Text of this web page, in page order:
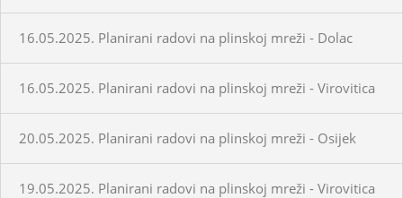
16.05.2025. Planirani radovi na plinskoj mreži - Dolac
16.05.2025. Planirani radovi na plinskoj mreži - Virovitica
20.05.2025. Planirani radovi na plinskoj mreži - Osijek
19.05.2025. Planirani radovi na plinskoj mreži - Virovitica